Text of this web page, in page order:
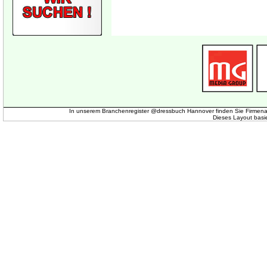
In unserem Branchenregister @dressbuch Hannover finden Sie
Dieses Layout